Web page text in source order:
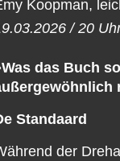
Koopman,
/ 20
das Buch
Standaard
der